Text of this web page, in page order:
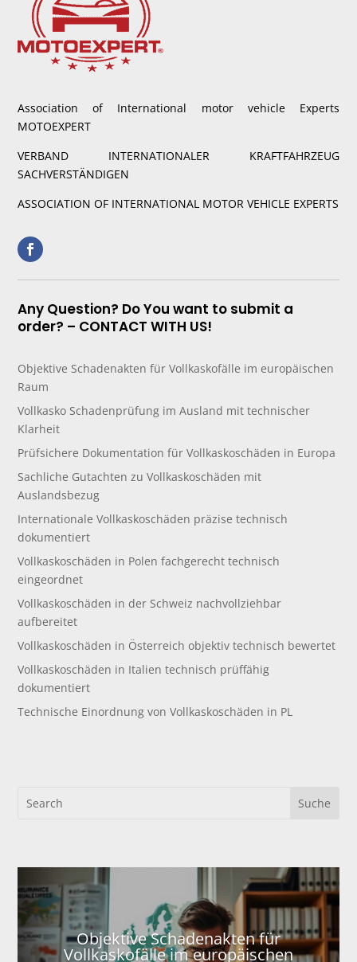
Association of International motor vehicle Experts
MOTOEXPERT
VERBAND INTERNATIONALER KRAFTFAHRZEUG
SACHVERSTÄNDIGEN
ASSOCIATION OF INTERNATIONAL MOTOR VEHICLE EXPERTS
Any Question? Do You want to submit a
order? – CONTACT WITH US!
Objektive Schadenakten für Vollkaskofälle im europäischen
Raum
Vollkasko Schadenprüfung im Ausland mit technischer
Klarheit
Prüfsichere Dokumentation für Vollkaskoschäden in Europa
Sachliche Gutachten zu Vollkaskoschäden mit
Auslandsbezug
Internationale Vollkaskoschäden präzise technisch
dokumentiert
Vollkaskoschäden in Polen fachgerecht technisch
eingeordnet
Vollkaskoschäden in der Schweiz nachvollziehbar
aufbereitet
Vollkaskoschäden in Österreich objektiv technisch bewertet
Vollkaskoschäden in Italien technisch prüffähig
dokumentiert
Technische Einordnung von Vollkaskoschäden in PL
Objektive Schadenakten für
Vollkaskofälle im europäischen